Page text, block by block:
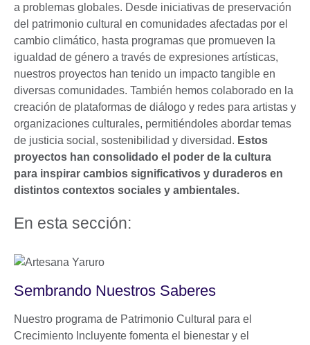
a problemas globales. Desde iniciativas de preservación
del patrimonio cultural en comunidades afectadas por el
cambio climático, hasta programas que promueven la
igualdad de género a través de expresiones artísticas,
nuestros proyectos han tenido un impacto tangible en
diversas comunidades. También hemos colaborado en la
creación de plataformas de diálogo y redes para artistas y
organizaciones culturales, permitiéndoles abordar temas
de justicia social, sostenibilidad y diversidad. Estos
proyectos han consolidado el poder de la cultura
para inspirar cambios significativos y duraderos en
distintos contextos sociales y ambientales.
En esta sección:
Sembrando Nuestros Saberes
Nuestro programa de Patrimonio Cultural para el
Crecimiento Incluyente fomenta el bienestar y el